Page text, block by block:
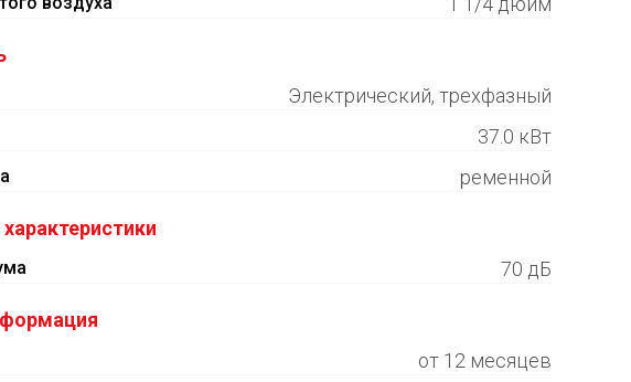
Электрический, трехфазный
37.0 кВт
ременной
70 дБ
от 12 месяцев